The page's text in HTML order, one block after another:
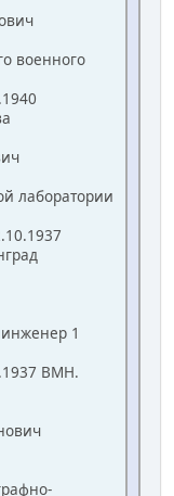
военного
лаборатории
1
ВМН.